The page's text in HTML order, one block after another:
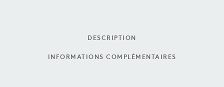
DESCRIPTION
INFORMATIONS COMPLÉMENTAIRES